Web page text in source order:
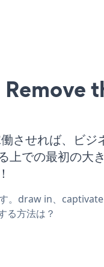
Remove
させれば、ビジ
上での最初の大
。draw in、
る方法は？